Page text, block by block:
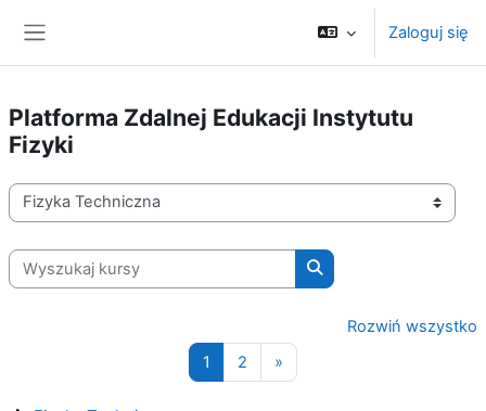
Zaloguj się
Platforma Zdalnej Edukacji Instytutu
Fizyki
Kategorie kursów
Wyszukaj kursy
Wyszukaj kursy
Rozwiń wszystko
1 Strona 1
2 Strona 2
»